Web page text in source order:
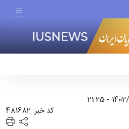
کد خبر: 481682